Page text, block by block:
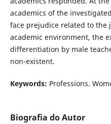
academics of the
face prejudice related to the
academic environment, the
differentiation by male
non-existent.
Keywords: Professions.
Biografia do Autor